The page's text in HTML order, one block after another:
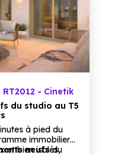
- Cinetik
du studio au T5
à pied du
immobilier
neufsdu
et bien isolés,